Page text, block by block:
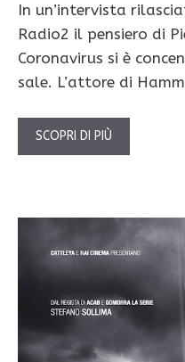
In un’intervista
Radio2 il pensiero di
Coronavirus si è
sale. L’attore di
SCOPRI DI PIÙ